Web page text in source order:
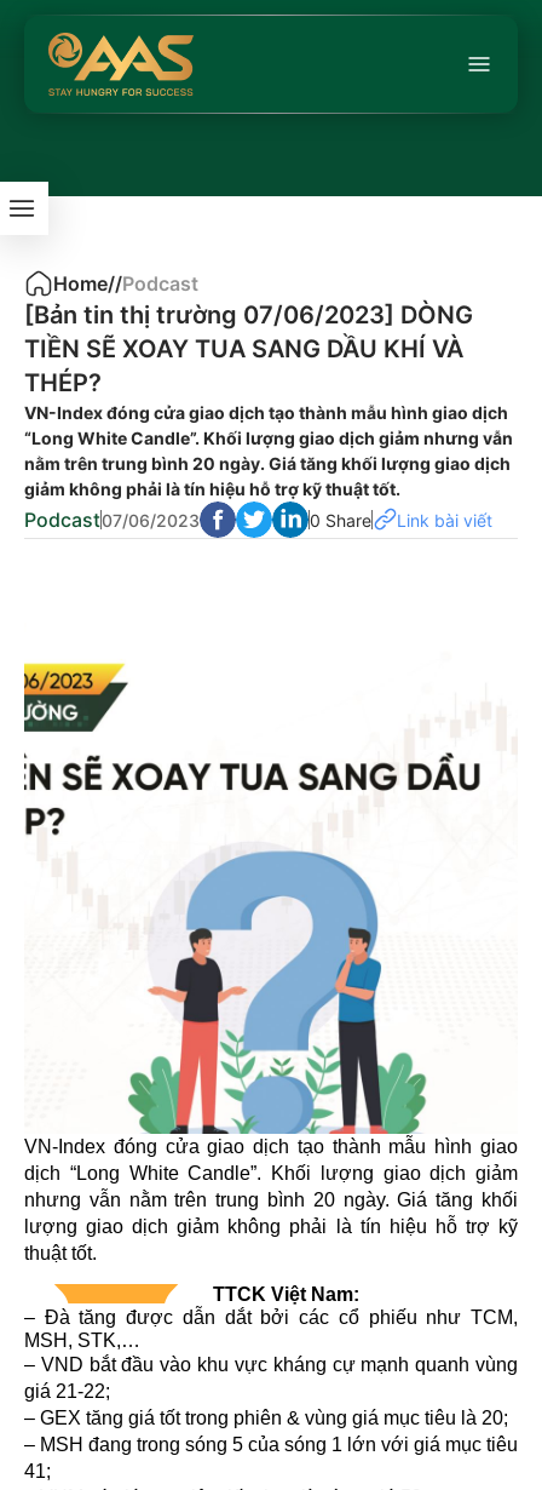
Home//Podcast
[Bản tin thị trường 07/06/2023] DÒNG
TIỀN SẼ XOAY TUA SANG DẦU KHÍ VÀ
THÉP?
VN-Index đóng cửa giao dịch tạo thành mẫu hình giao dịch
“Long White Candle”. Khối lượng giao dịch giảm nhưng vẫn
nằm trên trung bình 20 ngày. Giá tăng khối lượng giao dịch
giảm không phải là tín hiệu hỗ trợ kỹ thuật tốt.
Podcast07/06/2023 0 Share Link bài viết
VN-Index đóng cửa giao dịch tạo thành mẫu hình giao
dịch “Long White Candle”. Khối lượng giao dịch giảm
nhưng vẫn nằm trên trung bình 20 ngày. Giá tăng khối
lượng giao dịch giảm không phải là tín hiệu hỗ trợ kỹ
thuật tốt.
TTCK Việt Nam:
– Đà tăng được dẫn dắt bởi các cổ phiếu như TCM,
MSH, STK,…
– VND bắt đầu vào khu vực kháng cự mạnh quanh vùng
giá 21-22;
– GEX tăng giá tốt trong phiên & vùng giá mục tiêu là 20;
– MSH đang trong sóng 5 của sóng 1 lớn với giá mục tiêu
41;